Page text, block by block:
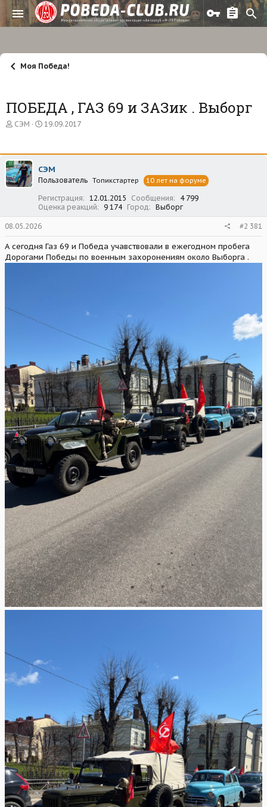
Моя Победа!
ПОБЕДА , ГАЗ 69 и ЗАЗик . Выборг
А
о
р
т
е
СЭМ
Д
а
а
ч
л
а
19.09.2017
СЭМ
Пользователь Топикстартер 10 лет на форуме
Регистрация 12.01.2015 Сообщения
4 799
Оценка реакций
9 174 Город Выборг
08.05.2026 #2 381
А сегодня Газ 69 и Победа учавствовали в ежегодном пробега
Дорогами Победы по военным захоронениям около Выборга .